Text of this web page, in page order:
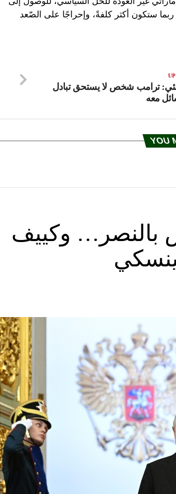
ستكون أكثر كلفةً، وإحراجًا على الصّعد
ترامب شخص لا يستحق تبادل
معه
YOU
بالنصر… وكييف